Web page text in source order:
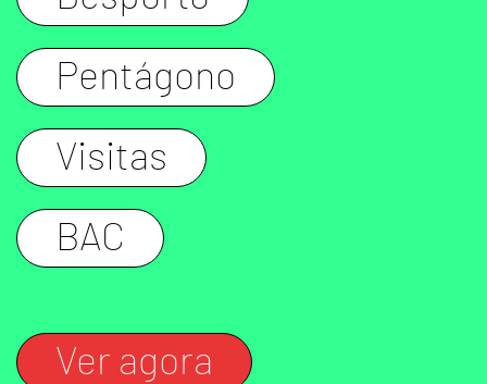
Pentágono
Visitas
BAC
Ver agora